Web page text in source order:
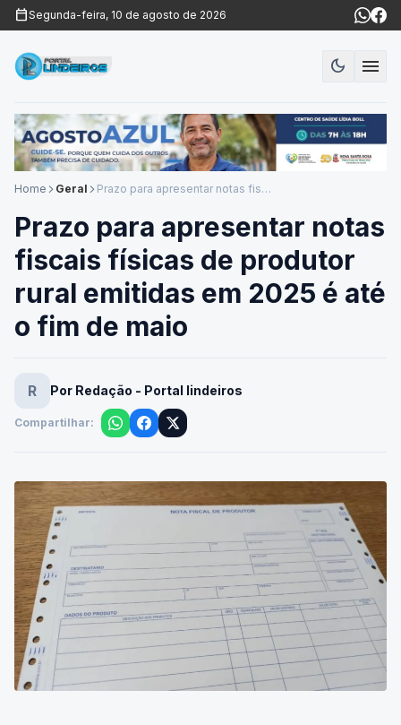
calendar_todaySegunda-feira, 10 de agosto de 2026
dark_modeModo
menu
Home arrow_forward_ios Geral arrow_forward_ios Prazo para apresentar notas fiscais físicas de produtor rural emitidas em 2025 é até o fim de maio
Prazo para apresentar notas
fiscais físicas de produtor
rural emitidas em 2025 é até
o fim de maio
R Por Redação - Portal lindeiros
Compartilhar: